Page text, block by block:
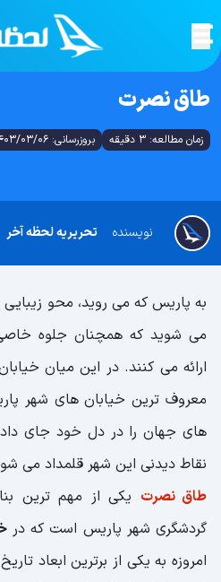
طاق نصرت
زمان مطالعه: 3 دقیقه بروزرسانی: 1403/03/06
تحریریه لحظه آخر نویسنده
به پاریس که می روید، محو
می شوید که همچنان جلوه خاصی
ارائه می کنند. در این میان
معروف ترین خیابان های شهر
های جهان را در دل خود جای
نقاط دیدنی این شهر قلمداد می
طاق نصرت یکی از مهم ترین
گردشگری شهر پاریس است که در
امروزه به یکی از برترین ابعاد